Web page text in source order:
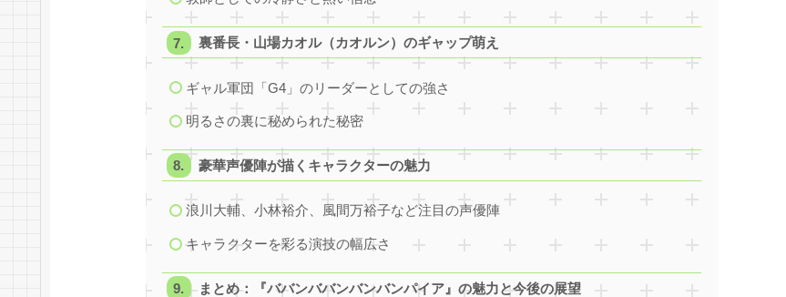
裏番長・山場カオル（カオルン）のギャップ萌え
ギャル軍団「G4」のリーダーとしての強さ
明るさの裏に秘められた秘密
豪華声優陣が描くキャラクターの魅力
浪川大輔、小林裕介、風間万裕子など注目の声優陣
キャラクターを彩る演技の幅広さ
まとめ：『ババンババンバンバンパイア』の魅力と今後の展望